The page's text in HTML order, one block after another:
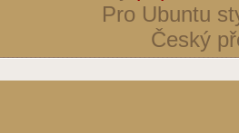
Pro Ubuntu
Český